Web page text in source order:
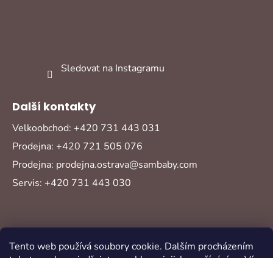
Tento web používá soubory cookie. Dalším procházením
Sledovat na Instagramu
Další kontakty
Velkoobchod: +420 731 443 031
Prodejna: +420 721 505 076
Prodejna: prodejna.ostrava@sambaby.com
Servis: +420 731 443 030